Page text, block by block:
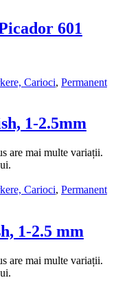
601
Carioci, Permanent
1-2.5mm
are mai multe variații.
Carioci, Permanent
1-2.5 mm
are mai multe variații.